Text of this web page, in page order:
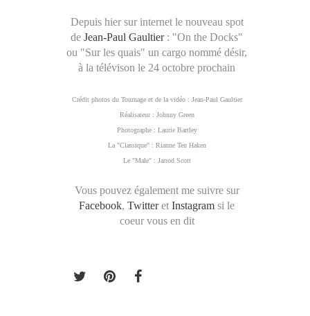
Depuis hier sur internet le nouveau spot
de Jean-Paul Gaultier: "On the Docks"
ou "Sur les quais" un cargo nommé désir,
à la télévison le 24 octobre prochain
Crédit photos du Tournage et de la vidéo : Jean-Paul Gaultier
Réalisateur : Johnny Green
Photographe : Laurie Bartley
La "Classique" : Rianne Ten Haken
Le "Male" : Jarrod Scott
Vous pouvez également me suivre sur
Facebook, Twitteret Instagram si le
coeur vous en dit